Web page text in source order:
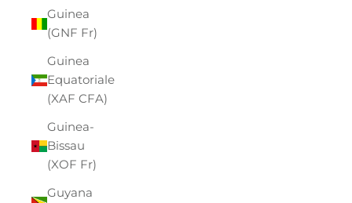
Guinea
(GNF Fr)
Guinea
Equatoriale
(XAF CFA)
Guinea-
Bissau
(XOF Fr)
Guyana